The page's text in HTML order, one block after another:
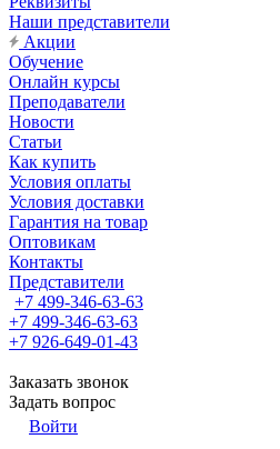
Наши представители
Акции
Обучение
Онлайн курсы
Преподаватели
Новости
Статьи
Как купить
Условия оплаты
Условия доставки
Гарантия на товар
Оптовикам
Контакты
Представители
+7 499-346-63-63
+7 499-346-63-63
+7 926-649-01-43
Заказать звонок
Задать вопрос
Войти